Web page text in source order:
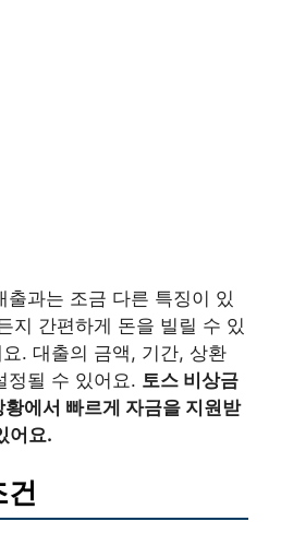
출과는 조금 다른 특징이 있
지 간편하게 돈을 빌릴 수 있
. 대출의 금액, 기간, 상환
정될 수 있어요. 토스 비상금
에서 빠르게 자금을 지원받
어요.
건